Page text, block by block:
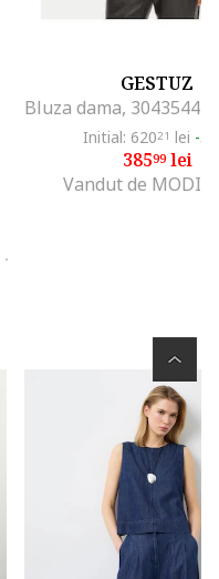
GESTUZ
Initial: 62021 lei -
38599lei
Vandut de